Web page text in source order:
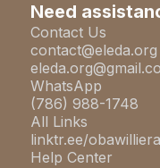
Need
Contact Us
contact@eleda.org
WhatsApp
(786) 988-1748
All Links
linktr.ee/
Help Center